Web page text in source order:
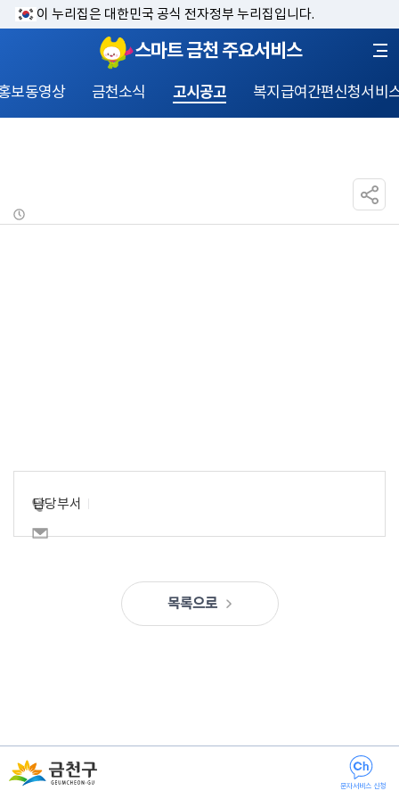
이 누리집은 대한민국 공식 전자정부 누리집입니다.
스마트 금천 주요서비스
보동영상 금천소식 고시공고 복지급여간편신청서비
문자서비스 신청
담당부서
목록으로